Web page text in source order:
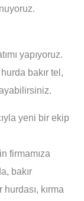
yapıyoruz.
bakır tel,
yeni bir ekip
firmamıza
bakır
kırma